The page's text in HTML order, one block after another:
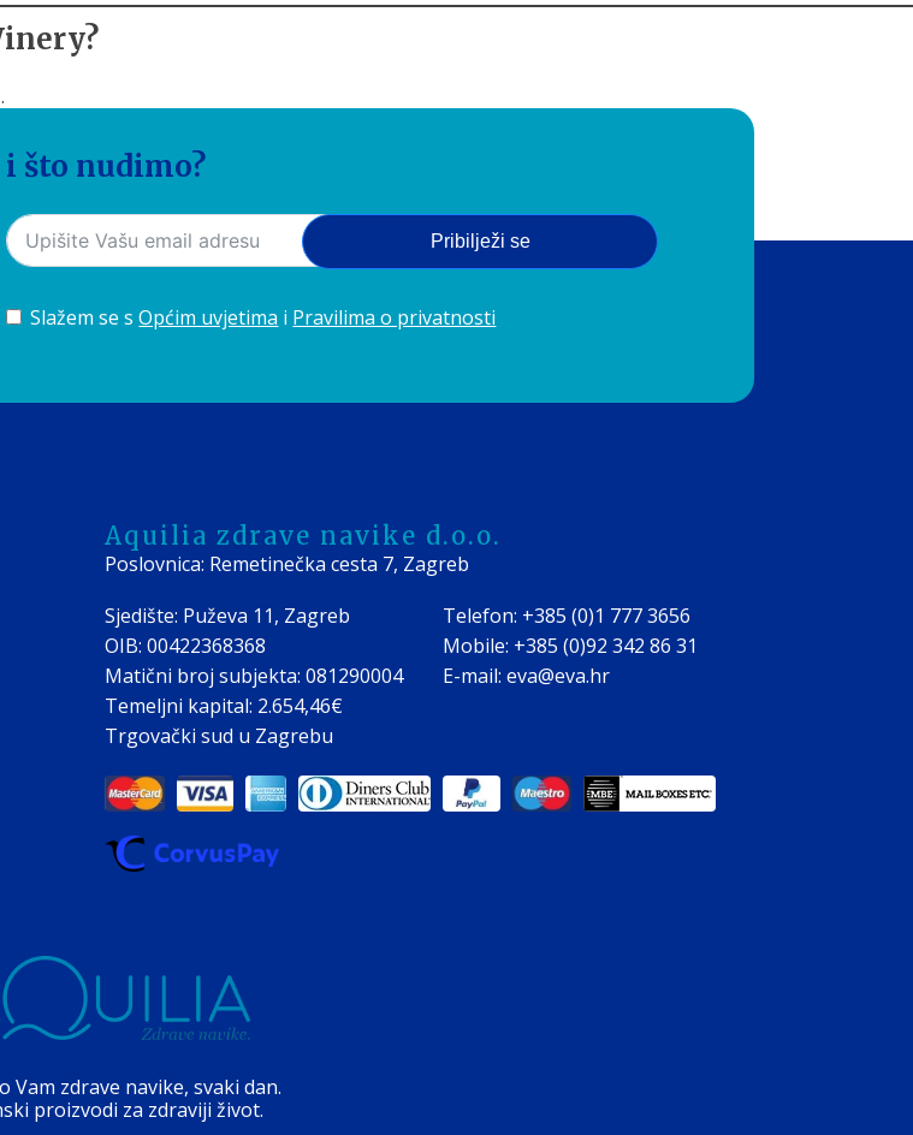
.
i što nudimo?
Pribilježi se
Slažem se sOpćim uvjetima i Pravilima o privatnosti
Aquilia zdrave navike d.o.o.
Poslovnica: Remetinečka cesta 7, Zagreb
Sjedište: Puževa 11, Zagreb
OIB: 00422368368
Matični broj subjekta: 081290004
Temeljni kapital: 2.654,46€
Trgovački sud u Zagrebu
Telefon: +385 (0)1 777 3656
Mobile: +385 (0)92 342 86 31
E-mail: eva@eva.hr
Vam zdrave navike, svaki dan.
proizvodi za zdraviji život.